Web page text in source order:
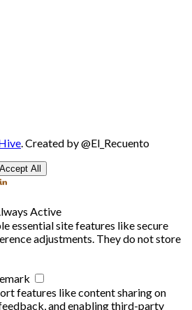
Created by @El_Recuento
Accept All
Active
essential site features like secure
adjustments. They do not store
features like content sharing on
and enabling third-party